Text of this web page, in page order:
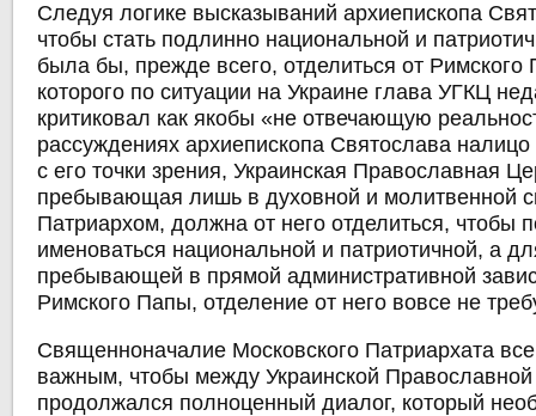
Следуя логике высказываний архиепископа
чтобы стать подлинно национальной и
была бы, прежде всего, отделиться от
которого по ситуации на Украине глава УГКЦ
критиковал как якобы «не отвечающую
рассуждениях архиепископа Святослава
с его точки зрения, Украинская Православная
пребывающая лишь в духовной и молитвенной
Патриархом, должна от него отделиться, чтобы
именоваться национальной и патриотичной, а
пребывающей в прямой административной
Римского Папы, отделение от него вовсе не
Священноначалие Московского Патриархата
важным, чтобы между Украинской
продолжался полноценный диалог, который